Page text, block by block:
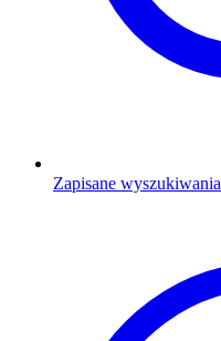
Zapisane wyszukiwania